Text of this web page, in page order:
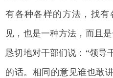
有各种各样的方法，找
见，也是一种方法，而且
恳切地对干部们说：“领导
的话。相同的意见谁也敢